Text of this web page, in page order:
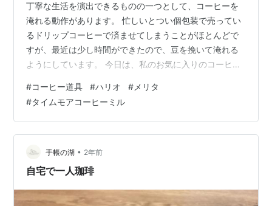
丁寧な生活を演出できるものの一つとして、コーヒーを
淹れる動作があります。 忙しいとつい個包装で売ってい
るドリップコーヒーで済ませてしまうことがほとんどで
すが、最近は少し時間ができたので、豆を挽いて淹れる
ようにしています。 今日は、私のお気に入りのコーヒー
ーミル GLOCAL STANDARD PRODUCTS（グローカルス
タンダードプロダクツ）TSUBAMEシリーズコーヒーキャ
ニスター フック ブラック ハリオのケトル ハリオミニド
リップケトル 粕谷モデル メリタ波佐見焼コーヒーフィル
ターとペーパー まとめ TIMEMORE（タイムモア…
#コーヒー道具 #ハリオ #メリタ
#タイムモアコーヒーミル
手帳の湖 • 2年前
自宅で一人珈琲